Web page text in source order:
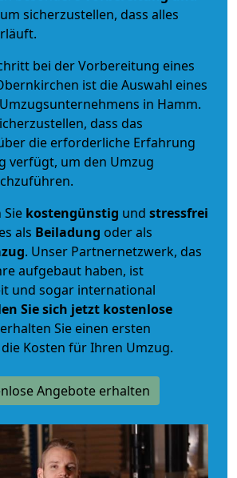
sicherzustellen, dass alles
bei der Vorbereitung eines
ist die Auswahl eines
Umzugsunternehmens in Hamm.
dass das
die erforderliche Erfahrung
verfügt, um den Umzug
Sie kostengünstig und stressfrei
als Beiladung oder als
. Unser Partnernetzwerk, das
aufgebaut haben, ist
und sogar international
Sie sich jetzt kostenlose
Sie einen ersten
Kosten für Ihren Umzug.
Angebote erhalten